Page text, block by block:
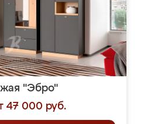
"Эбро"
47 000 руб.